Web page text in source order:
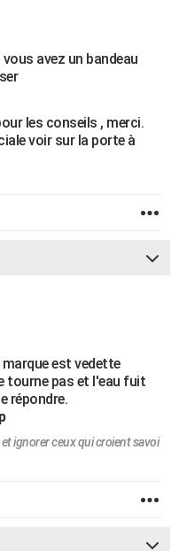
avez un bandeau
les conseils , merci.
voir sur la porte à
est vedette
tourne pas et l'eau fuit
répondre.
ignorer ceux qui croient savoi